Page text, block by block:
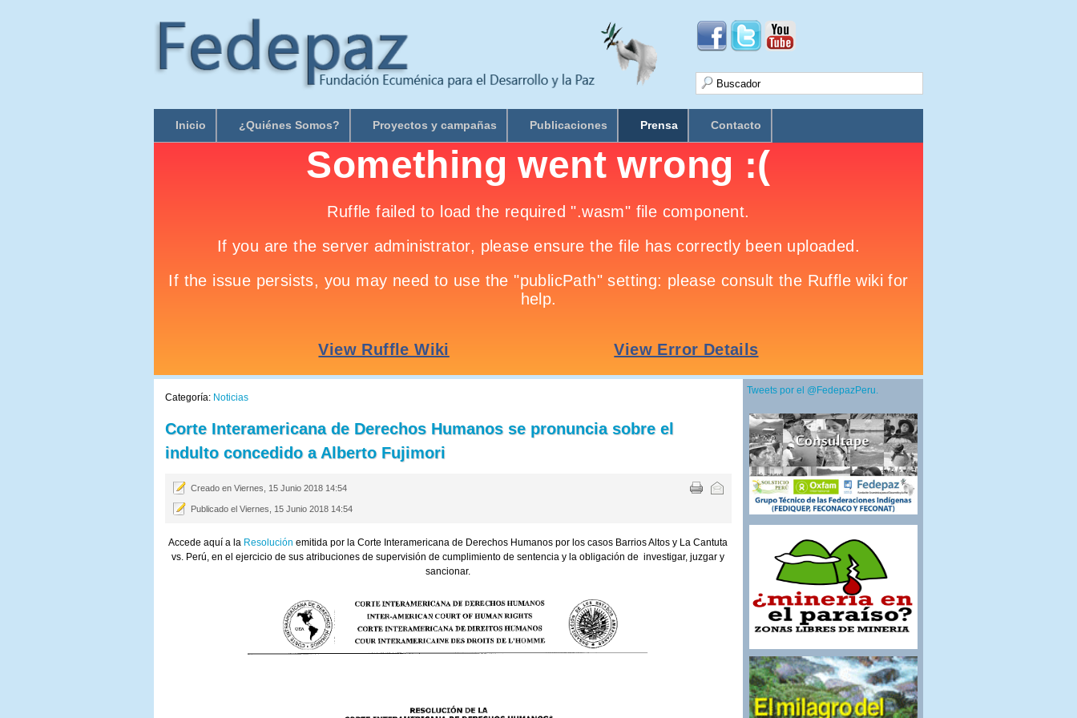
Inicio ¿Quiénes Somos? Proyectos y campañas Publicaciones Prensa Contacto
Categoría: Noticias
Corte Interamericana de Derechos Humanos se pronuncia sobre el
indulto concedido a Alberto Fujimori
Creado en Viernes, 15 Junio 2018 14:54
Publicado el Viernes, 15 Junio 2018 14:54
Accede aquí a la Resoluciónemitida por la Corte Interamericana de Derechos Humanos por los casos Barrios Altos y La Cantuta
vs. Perú, en el ejercicio de sus atribuciones de supervisión de cumplimiento de sentencia y la obligación de investigar, juzgar y
sancionar.
Tweets por el @FedepazPeru.